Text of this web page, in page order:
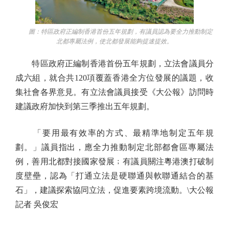
圖：特區政府正編制香港首份五年規劃，有議員認為要全力推動制定
北都專屬法例，使北都發展能夠提速提效。
特區政府正編制香港首份五年規劃，立法會議員分
成六組，就合共120項覆蓋香港全方位發展的議題，收
集社會各界意見。有立法會議員接受《大公報》訪問時
建議政府加快到第三季推出五年規劃。
「要用最有效率的方式、最精準地制定五年規
劃。」議員指出，應全力推動制定北部都會區專屬法
例，善用北都對接國家發展﹔有議員關注粵港澳打破制
度壁壘，認為「打通立法是硬聯通與軟聯通結合的基
石」，建議探索協同立法，促進要素跨境流動。\大公報
記者 吳俊宏